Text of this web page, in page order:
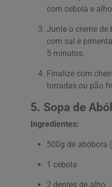
com cebola e
Junte o creme de
com sal e
5 minutos.
Finalize com
torradas ou pão
5. Sopa de
Ingredientes:
500g de abóbora
1 cebola
2 dentes de alho